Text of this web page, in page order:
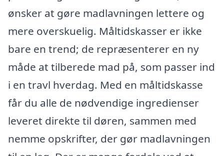
ønsker at gøre madlavningen lettere og
mere overskuelig. Måltidskasser er ikke
bare en trend; de repræsenterer en ny
måde at tilberede mad på, som passer ind
i en travl hverdag. Med en måltidskasse
får du alle de nødvendige ingredienser
leveret direkte til døren, sammen med
nemme opskrifter, der gør madlavningen